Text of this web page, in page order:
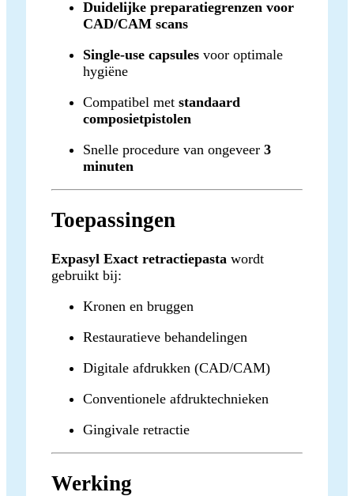
Duidelijke preparatiegrenzen voor
CAD/CAM scans
Single-use capsules voor optimale
hygiëne
Compatibel met standaard
composietpistolen
Snelle procedure van ongeveer 3
minuten
Toepassingen
Expasyl Exact retractiepasta wordt
gebruikt bij:
Kronen en bruggen
Restauratieve behandelingen
Digitale afdrukken (CAD/CAM)
Conventionele afdruktechnieken
Gingivale retractie
Werking